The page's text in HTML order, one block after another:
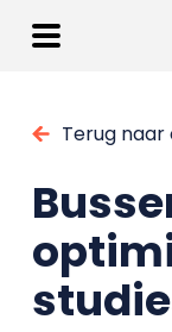
Terug